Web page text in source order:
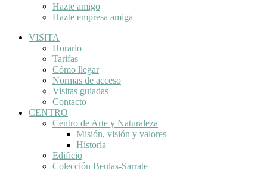
Hazte amigo
Hazte empresa amiga
VISITA
Horario
Tarifas
Cómo llegar
Normas de acceso
Visitas guiadas
Contacto
CENTRO
Centro de Arte y Naturaleza
Misión, visión y valores
Historia
Edificio
Colección Beulas-Sarrate